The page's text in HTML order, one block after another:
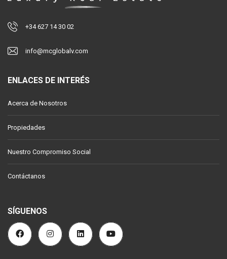
+34 627 14 30 02
info@mcglobalv.com
ENLACES DE INTERÉS
Acerca de Nosotros
Propiedades
Nuestro Compromiso Social
Contáctanos
SÍGUENOS